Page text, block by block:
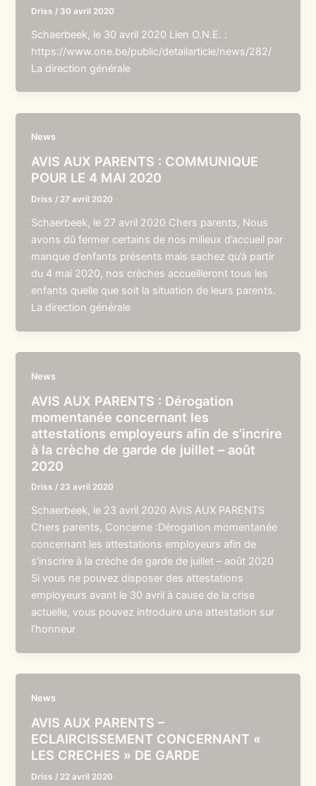
Driss / 30 avril 2020
Schaerbeek, le 30 avril 2020 Lien O.N.E. :
https://www.one.be/public/detailarticle/news/282/
La direction générale
News
AVIS AUX PARENTS : COMMUNIQUE
POUR LE 4 MAI 2020
Driss / 27 avril 2020
Schaerbeek, le 27 avril 2020 Chers parents, Nous
avons dû fermer certains de nos milieux d’accueil par
manque d’enfants présents mais sachez qu’à partir
du 4 mai 2020, nos crèches accueilleront tous les
enfants quelle que soit la situation de leurs parents.
La direction générale
News
AVIS AUX PARENTS : Dérogation
momentanée concernant les
attestations employeurs afin de s’incrire
à la crèche de garde de juillet – août
2020
Driss / 23 avril 2020
Schaerbeek, le 23 avril 2020 AVIS AUX PARENTS
Chers parents, Concerne :Dérogation momentanée
concernant les attestations employeurs afin de
s’inscrire à la crèche de garde de juillet – août 2020
Si vous ne pouvez disposer des attestations
employeurs avant le 30 avril à cause de la crise
actuelle, vous pouvez introduire une attestation sur
l’honneur
News
AVIS AUX PARENTS –
ECLAIRCISSEMENT CONCERNANT «
LES CRECHES » DE GARDE
Driss / 22 avril 2020